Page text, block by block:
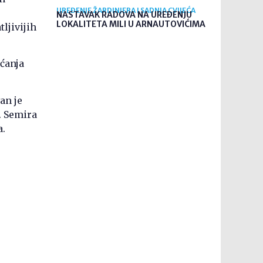
je
UREĐENJE ŽARDINJERA I SADNJA CVIJEĆA
NASTAVAK RADOVA NA UREĐENJU
LOKALITETA MILI U ARNAUTOVIĆIMA